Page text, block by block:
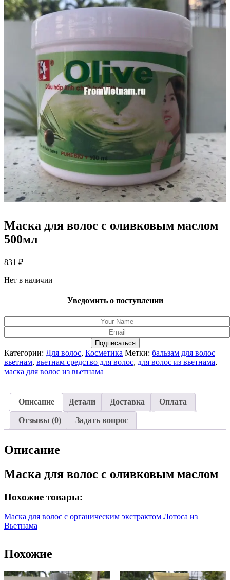
Маска для волос с оливковым маслом
500мл
831 ₽
Нет в наличии
Уведомить о поступлении
Подписаться
Категории: Для волос, Косметика Метки: бальзам для волос
вьетнам, вьетнам средство для волос, для волос из вьетнама,
маска для волос из вьетнама
Описание Детали Доставка Оплата
Отзывы (0) Задать вопрос
Описание
Маска для волос с оливковым маслом
Похожие товары:
Маска для волос c органическим экстрактом Лотоса из
Вьетнама
Похожие